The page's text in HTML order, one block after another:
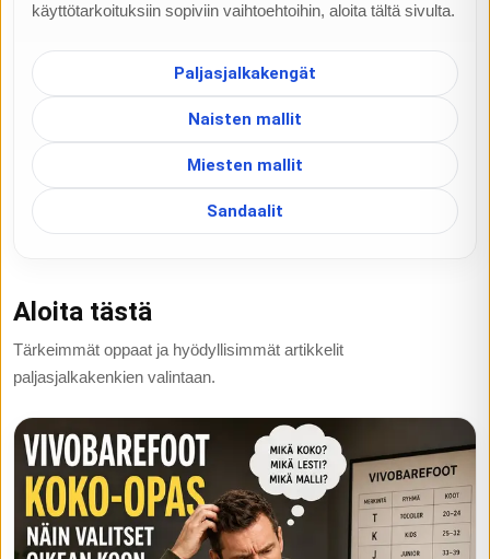
käyttötarkoituksiin sopiviin vaihtoehtoihin, aloita tältä sivulta.
Paljasjalkakengät
Naisten mallit
Miesten mallit
Sandaalit
Aloita tästä
Tärkeimmät oppaat ja hyödyllisimmät artikkelit
paljasjalkakenkien valintaan.